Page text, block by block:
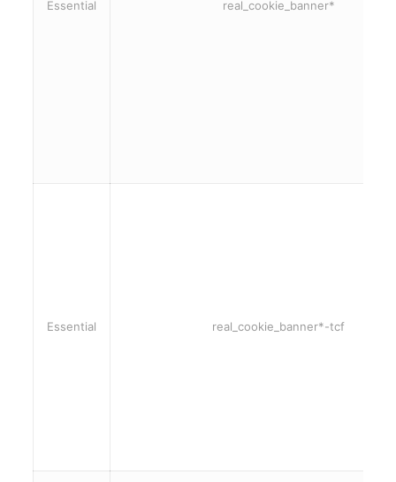
Essential real_cookie_banner*
Essential real_cookie_banner*-tcf